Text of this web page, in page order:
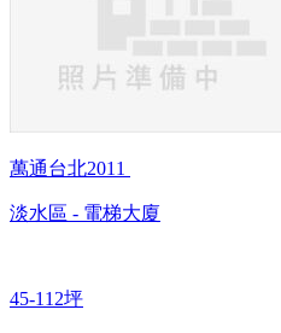
萬通台北2011
淡水區 - 電梯大廈
45-112坪